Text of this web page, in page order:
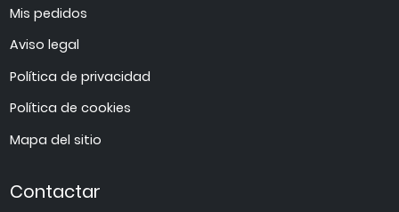
Mis pedidos
Aviso legal
Política de privacidad
Política de cookies
Mapa del sitio
Contactar